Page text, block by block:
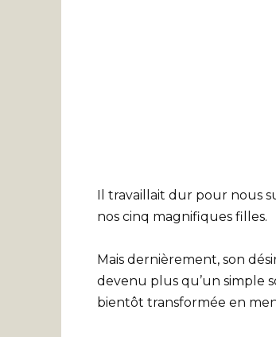
Il travaillait dur pour nous
nos cinq magnifiques filles.
Mais dernièrement, son
devenu plus qu’un simple
bientôt transformée en